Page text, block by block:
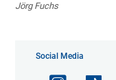
Jörg Fuchs
Social Media